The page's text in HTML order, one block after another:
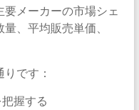
メーカーの市場シェ
、平均販売単価、
です：
握する